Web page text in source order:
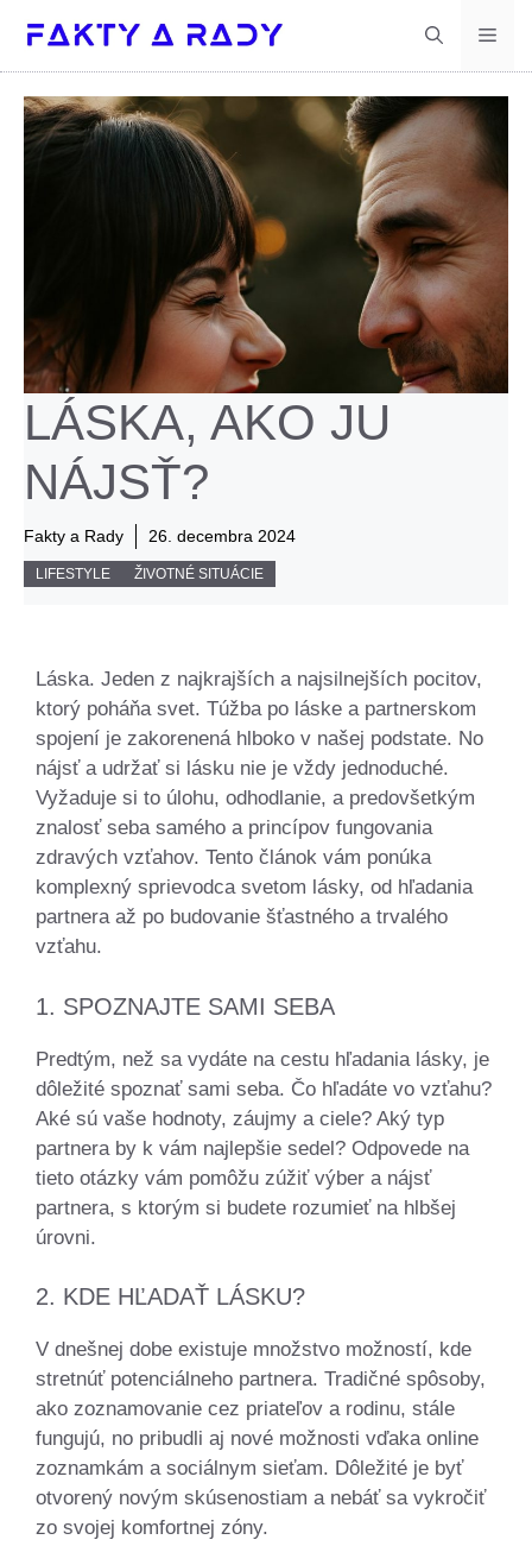
obsah
LÁSKA, AKO JU
NÁJSŤ?
Fakty a Rady 26. decembra 2024
LIFESTYLE ŽIVOTNÉ SITUÁCIE
Láska. Jeden z najkrajších a najsilnejších pocitov,
ktorý poháňa svet. Túžba po láske a partnerskom
spojení je zakorenená hlboko v našej podstate. No
nájsť a udržať si lásku nie je vždy jednoduché.
Vyžaduje si to úlohu, odhodlanie, a predovšetkým
znalosť seba samého a princípov fungovania
zdravých vzťahov. Tento článok vám ponúka
komplexný sprievodca svetom lásky, od hľadania
partnera až po budovanie šťastného a trvalého
vzťahu.
1. SPOZNAJTE SAMI SEBA
Predtým, než sa vydáte na cestu hľadania lásky, je
dôležité spoznať sami seba. Čo hľadáte vo vzťahu?
Aké sú vaše hodnoty, záujmy a ciele? Aký typ
partnera by k vám najlepšie sedel? Odpovede na
tieto otázky vám pomôžu zúžiť výber a nájsť
partnera, s ktorým si budete rozumieť na hlbšej
úrovni.
2. KDE HĽADAŤ LÁSKU?
V dnešnej dobe existuje množstvo možností, kde
stretnúť potenciálneho partnera. Tradičné spôsoby,
ako zoznamovanie cez priateľov a rodinu, stále
fungujú, no pribudli aj nové možnosti vďaka online
zoznamkám a sociálnym sieťam. Dôležité je byť
otvorený novým skúsenostiam a nebáť sa vykročiť
zo svojej komfortnej zóny.